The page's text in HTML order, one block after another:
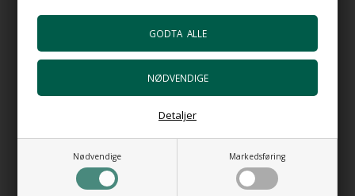
Nødvendige Markedsføring
Detaljer
+924,00 NOK
Gå til varen
messing
+602,00 NOK
Gå til varen
messing
+492,00 NOK
Gå til varen